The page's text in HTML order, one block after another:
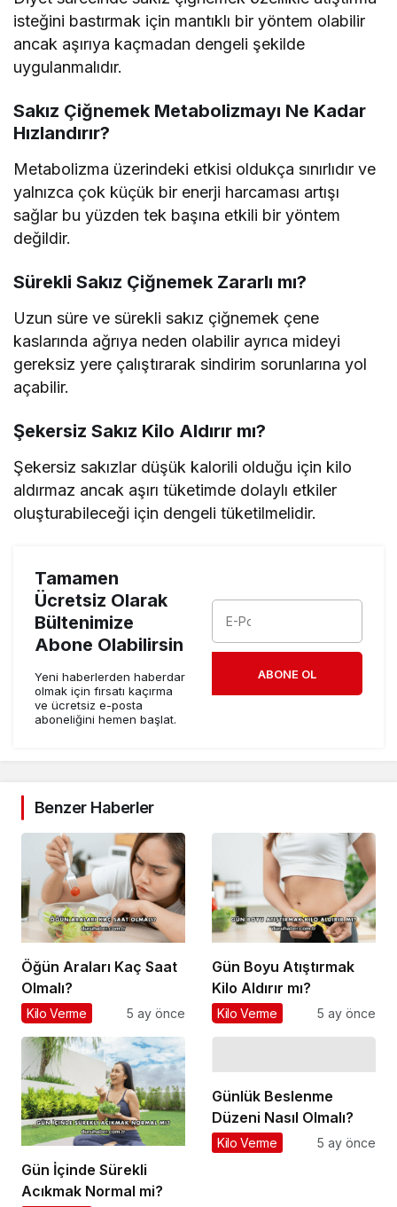
isteğini bastırmak için mantıklı bir yöntem olabilir
ancak aşırıya kaçmadan dengeli şekilde
uygulanmalıdır.
Sakız Çiğnemek Metabolizmayı Ne Kadar
Hızlandırır?
Metabolizma üzerindeki etkisi oldukça sınırlıdır ve
yalnızca çok küçük bir enerji harcaması artışı
sağlar bu yüzden tek başına etkili bir yöntem
değildir.
Sürekli Sakız Çiğnemek Zararlı mı?
Uzun süre ve sürekli sakız çiğnemek çene
kaslarında ağrıya neden olabilir ayrıca mideyi
gereksiz yere çalıştırarak sindirim sorunlarına yol
açabilir.
Şekersiz Sakız Kilo Aldırır mı?
Şekersiz sakızlar düşük kalorili olduğu için kilo
aldırmaz ancak aşırı tüketimde dolaylı etkiler
oluşturabileceği için dengeli tüketilmelidir.
Tamamen
Ücretsiz Olarak
Bültenimize
Abone Olabilirsin
Yeni haberlerden haberdar
olmak için fırsatı kaçırma
ve ücretsiz e-posta
aboneliğini hemen başlat.
ABONE OL
Benzer Haberler
Öğün Araları Kaç Saat
Olmalı?
Kilo Verme 5 ay önce
Gün Boyu Atıştırmak
Kilo Aldırır mı?
Kilo Verme 5 ay önce
Gün İçinde Sürekli
Acıkmak Normal mi?
Günlük Beslenme
Düzeni Nasıl Olmalı?
Kilo Verme 5 ay önce